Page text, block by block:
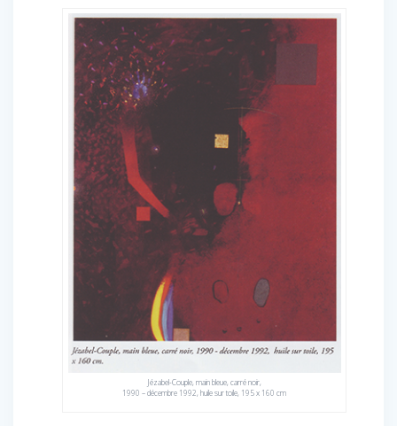
Jézabel-Couple, main bleue, carré noir,
1990 – décembre 1992, huile sur toile, 195 x 160 cm